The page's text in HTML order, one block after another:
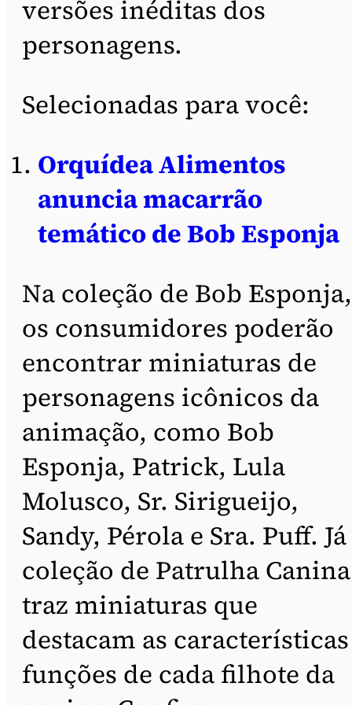
versões inéditas dos
personagens.
Selecionadas para você:
Orquídea Alimentos
anuncia macarrão
temático de Bob Esponja
Na coleção de Bob Esponja,
os consumidores poderão
encontrar miniaturas de
personagens icônicos da
animação, como Bob
Esponja, Patrick, Lula
Molusco, Sr. Sirigueijo,
Sandy, Pérola e Sra. Puff. Já
coleção de Patrulha Canina
traz miniaturas que
destacam as
funções de cada filhote da